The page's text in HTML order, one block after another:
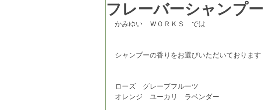
フレーバーシャンプー
かみゆい　ＷＯＲＫＳ　では
シャンプーの香りをお選びいただいております
ローズ　グレープフルーツ
オレンジ　ユーカリ　ラベンダー